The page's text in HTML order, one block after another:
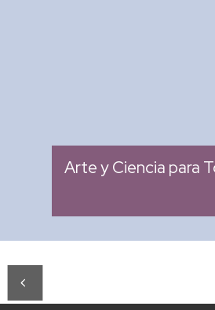
Arte y Ciencia para